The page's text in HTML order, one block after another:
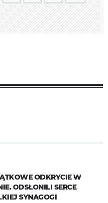
ODKRYCIE W
ODSŁONILI SERCE
SYNAGOGI